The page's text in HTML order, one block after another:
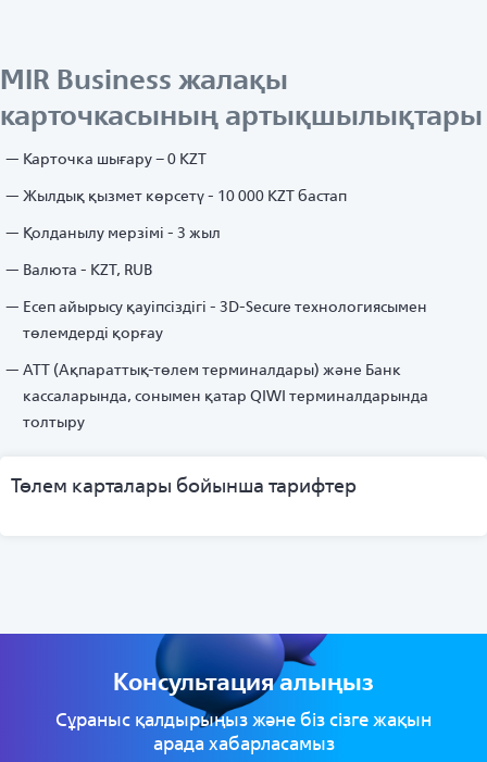
MIR Business жалақы
карточкасының артықшылықтары
Карточка шығару – 0 KZT
Жылдық қызмет көрсетү - 10 000 KZT бастап
Қолданылу мерзімі - 3 жыл
Валюта - KZT, RUB
Есеп айырысу қауіпсіздігі - 3D-Secure технологиясымен
төлемдерді қорғау
АТТ (Ақпараттық-төлем терминалдары) және Банк
кассаларында, сонымен қатар QIWI терминалдарында
толтыру
Төлем карталары бойынша тарифтер
Консультация алыңыз
Сұраныс қалдырыңыз және біз сізге жақын
арада хабарласамыз